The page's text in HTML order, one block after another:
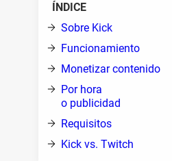
ÍNDICE
Sobre Kick
Funcionamiento
Monetizar contenido
Por hora
o publicidad
Requisitos
Kick vs. Twitch
un
de